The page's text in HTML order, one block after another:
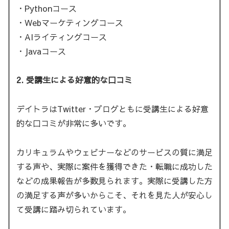
・Pythonコース
・Webマーケティングコース
・AIライティングコース
・Javaコース
2. 受講生による好意的な口コミ
デイトラはTwitter・ブログともに受講生による好意
的な口コミが非常に多いです。
カリキュラムやウェビナーなどのサービスの質に満足
する声や、実際に案件を獲得できた・転職に成功した
などの成果報告が多数見られます。実際に受講した方
の満足する声が多いからこそ、それを見た人が安心し
て受講に踏み切られています。